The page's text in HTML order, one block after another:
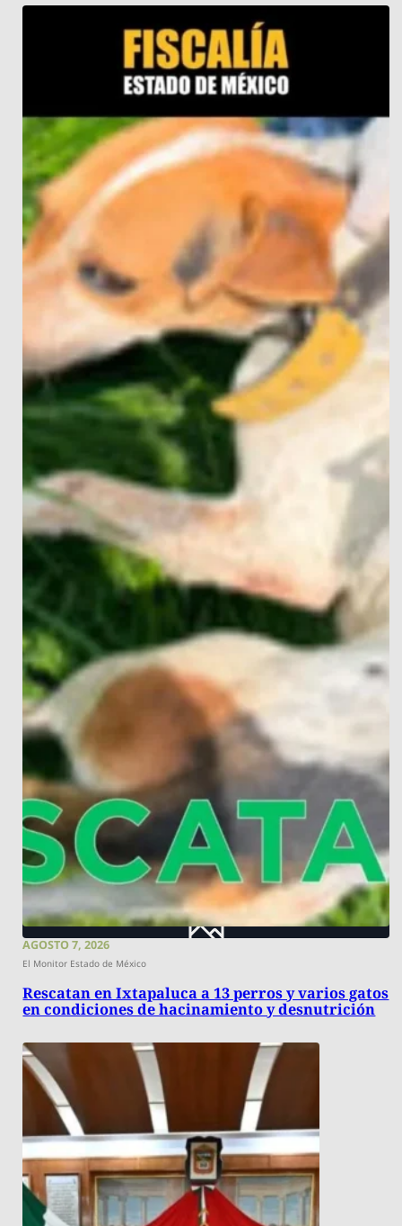
AGOSTO 7, 2026
El Monitor Estado de México
Rescatan en Ixtapaluca a 13 perros y varios gatos
en condiciones de hacinamiento y desnutrición